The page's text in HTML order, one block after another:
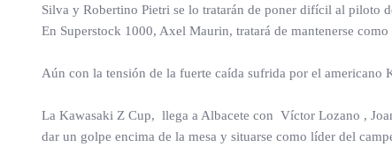
Silva y Robertino Pietri se lo tratarán de poner difícil al piloto
En Superstock 1000, Axel Maurin, tratará de mantenerse
Aún con la tensión de la fuerte caída sufrida por el americano
La Kawasaki Z Cup, llega a Albacete con Víctor Lozano ,
dar un golpe encima de la mesa y situarse como líder del